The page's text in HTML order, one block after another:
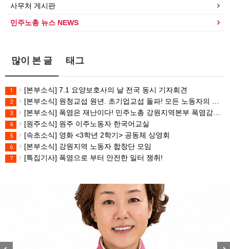
사무처 게시판
민주노총 뉴스 NEWS
많이 본 글 태그
1 [본부소식] 7.1 요양보호사의 날 전국 동시 기자회견
2 [본부소식] 원청교섭 원년. 초기업교섭 돌파! 모든 노동자의 노동기본권 쟁취! 민주노총 7.15 총파업대회
3 [본부소식] 폭염은 재난이다! 민주노총 강원지역본부 폭염감시단 선포 기자회견
4 [원주소식] 원주 이주노동자 한국어교실
5 [속초소식] 영화 <3학년 2학기> 공동체 상영회
6 [본부소식] 강원지역 노동자 합창단 모임
7 [특집기사] 폭염으로 부터 안전한 일터 쟁취!